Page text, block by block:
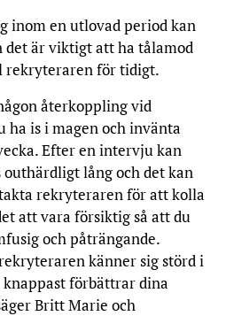
inom en utlovad period kan
är viktigt att ha tålamod
rekryteraren för tidigt.
återkoppling vid
ha is i magen och invänta
Efter en intervju kan
lång och det kan
rekryteraren för att kolla
att vara försiktig så att du
och påträngande.
känner sig störd i
knappast förbättrar dina
Britt Marie och